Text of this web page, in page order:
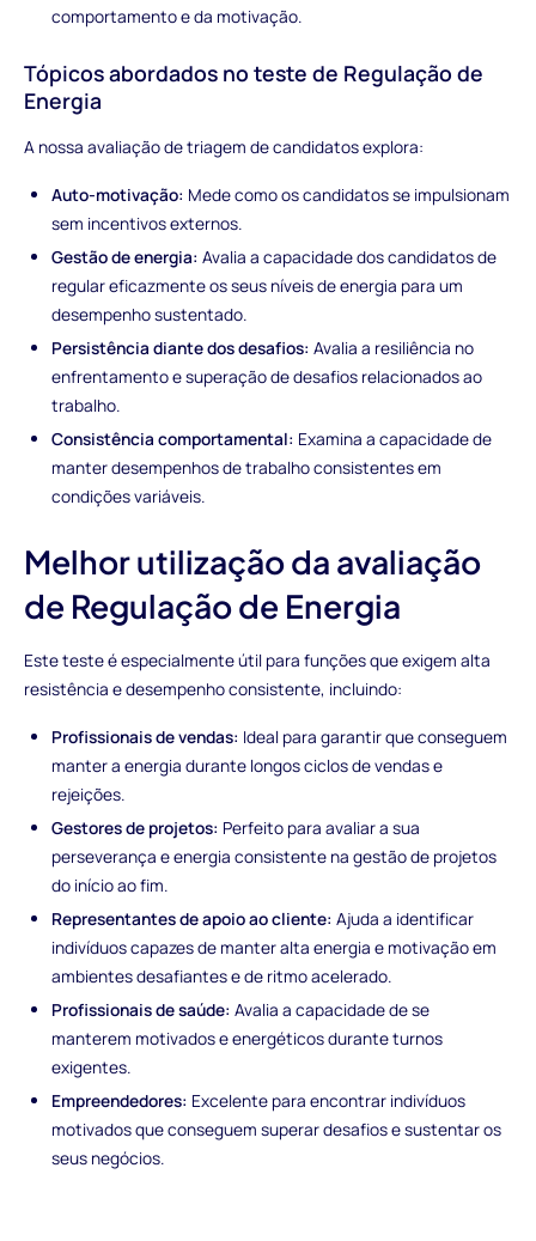
comportamento e da motivação.
Tópicos abordados no teste de Regulação de
Energia
A nossa avaliação de triagem de candidatos explora:
Auto-motivação: Mede como os candidatos se impulsionam
sem incentivos externos.
Gestão de energia: Avalia a capacidade dos candidatos de
regular eficazmente os seus níveis de energia para um
desempenho sustentado.
Persistência diante dos desafios: Avalia a resiliência no
enfrentamento e superação de desafios relacionados ao
trabalho.
Consistência comportamental: Examina a capacidade de
manter desempenhos de trabalho consistentes em
condições variáveis.
Melhor utilização da avaliação
de Regulação de Energia
Este teste é especialmente útil para funções que exigem alta
resistência e desempenho consistente, incluindo:
Profissionais de vendas: Ideal para garantir que conseguem
manter a energia durante longos ciclos de vendas e
rejeições.
Gestores de projetos: Perfeito para avaliar a sua
perseverança e energia consistente na gestão de projetos
do início ao fim.
Representantes de apoio ao cliente: Ajuda a identificar
indivíduos capazes de manter alta energia e motivação em
ambientes desafiantes e de ritmo acelerado.
Profissionais de saúde: Avalia a capacidade de se
manterem motivados e energéticos durante turnos
exigentes.
Empreendedores: Excelente para encontrar indivíduos
motivados que conseguem superar desafios e sustentar os
seus negócios.